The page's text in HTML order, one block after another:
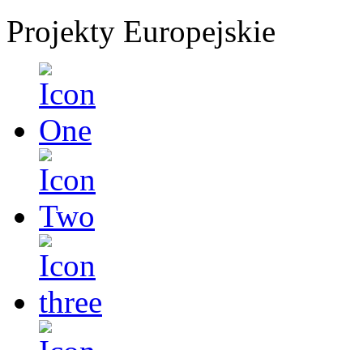
Projekty Europejskie